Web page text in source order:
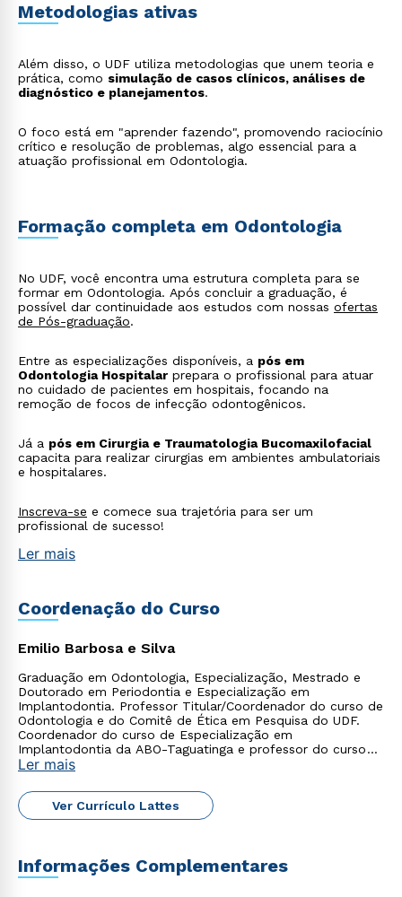
Metodologias ativas
Além disso, o UDF utiliza metodologias que unem teoria e
prática, como simulação de casos clínicos, análises de
diagnóstico e planejamentos.
O foco está em "aprender fazendo", promovendo raciocínio
crítico e resolução de problemas, algo essencial para a
atuação profissional em Odontologia.
Formação completa em Odontologia
No UDF, você encontra uma estrutura completa para se
formar em Odontologia. Após concluir a graduação, é
possível dar continuidade aos estudos com nossas ofertas
de Pós-graduação.
Entre as especializações disponíveis, a pós em
Odontologia Hospitalar prepara o profissional para atuar
no cuidado de pacientes em hospitais, focando na
remoção de focos de infecção odontogênicos.
Já a pós em Cirurgia e Traumatologia Bucomaxilofacial
capacita para realizar cirurgias em ambientes ambulatoriais
e hospitalares.
Inscreva-se e comece sua trajetória para ser um
profissional de sucesso!
Ler mais
Coordenação do Curso
Emilio Barbosa e Silva
Graduação em Odontologia, Especialização, Mestrado e
Doutorado em Periodontia e Especialização em
Implantodontia. Professor Titular/Coordenador do curso de
Odontologia e do Comitê de Ética em Pesquisa do UDF.
Coordenador do curso de Especialização em
Implantodontia da ABO-Taguatinga e professor do curso
de Periodontia da ABO-DF.
Ler mais
Ver Currículo Lattes
Informações Complementares
WhatsApp
Estou de acordo com a Política de Privacidade.
e
autorizo que meus dados sejam utilizados para o
envio de conteúdos da Cruzeiro do Sul.